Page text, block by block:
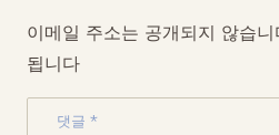
이메일 주소는 공개되지 않습니
됩니다